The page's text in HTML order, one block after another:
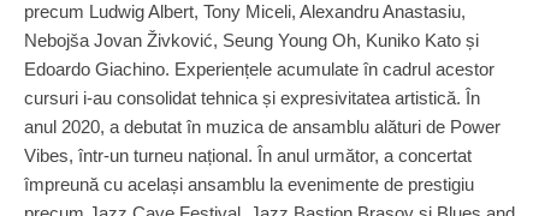
precum Ludwig Albert, Tony Miceli, Alexandru Anastasiu,
Nebojša Jovan Živković, Seung Young Oh, Kuniko Kato și
Edoardo Giachino. Experiențele acumulate în cadrul acestor
cursuri i-au consolidat tehnica și expresivitatea artistică. În
anul 2020, a debutat în muzica de ansamblu alături de Power
Vibes, într-un turneu național. În anul următor, a concertat
împreună cu același ansamblu la evenimente de prestigiu